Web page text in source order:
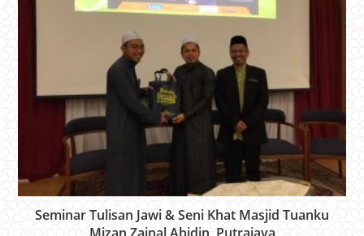
Seminar Tulisan Jawi & Seni Khat Masjid Tuanku